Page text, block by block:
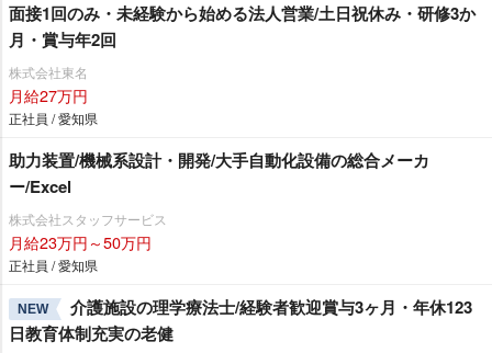
面接1回のみ・未経験から始める法人営業/土日祝休み・研修3か
月・賞与年2回
株式会社東名
月給27万円
正社員 / 愛知県
助力装置/機械系設計・開発/大手自動化設備の総合メーカ
ー/Excel
株式会社スタッフサービス
月給23万円～50万円
正社員 / 愛知県
NEW
介護施設の理学療法士/経験者歓迎賞与3ヶ月・年休123
日教育体制充実の老健